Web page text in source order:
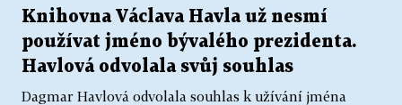
Knihovna Václava Havla už nesmí
používat jméno bývalého prezidenta.
Havlová odvolala svůj souhlas
Dagmar Havlová odvolala souhlas k užívání jména